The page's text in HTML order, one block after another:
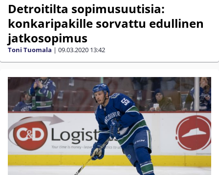
Detroitilta sopimusuutisia:
konkaripakille sorvattu edullinen
jatkosopimus
Toni Tuomala | 09.03.2020 13:42